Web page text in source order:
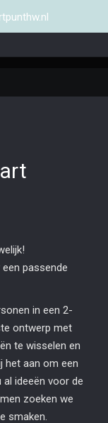
passende
in een 2-
ontwerp met
te wisselen en
het aan om een
ideeën voor de
zoeken we
smaken.